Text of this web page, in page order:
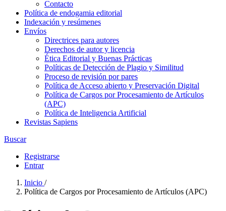
Contacto
Política de endogamia editorial
Indexación y resúmenes
Envíos
Directrices para autores
Derechos de autor y licencia
Ética Editorial y Buenas Prácticas
Políticas de Detección de Plagio y Similitud
Proceso de revisión por pares
Política de Acceso abierto y Preservación Digital
Política de Cargos por Procesamiento de Artículos
(APC)
Política de Inteligencia Artificial
Revistas Sapiens
Buscar
Registrarse
Entrar
Inicio /
Política de Cargos por Procesamiento de Artículos (APC)